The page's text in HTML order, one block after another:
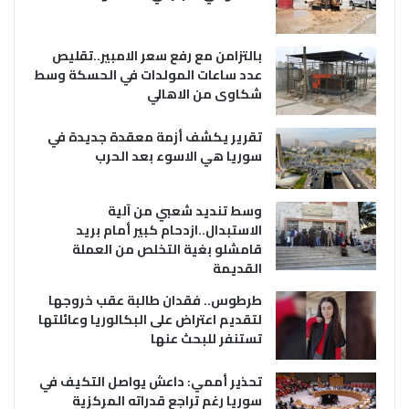
بالتزامن مع رفع سعر الامبير..تقليص
عدد ساعات المولدات في الحسكة وسط
شكاوى من الاهالي
تقرير يكشف أزمة معقدة جديدة في
سوريا هي الاسوء بعد الحرب
وسط تنديد شعبي من آلية
الاستبدال..ازدحام كبير أمام بريد
قامشلو بغية التخلص من العملة
القديمة
طرطوس.. فقدان طالبة عقب خروجها
لتقديم اعتراض على البكالوريا وعائلتها
تستنفر للبحث عنها
تحذير أممي: داعش يواصل التكيف في
سوريا رغم تراجع قدراته المركزية